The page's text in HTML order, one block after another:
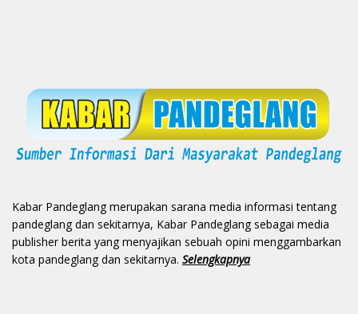
Kabar Pandeglang merupakan sarana media informasi tentang
pandeglang dan sekitarnya, Kabar Pandeglang sebagai media
publisher berita yang menyajikan sebuah opini menggambarkan
kota pandeglang dan sekitarnya. Selengkapnya